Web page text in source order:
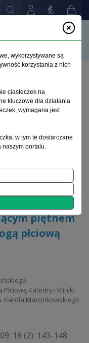
choroby
piętnem
płciową
Katedry i Kliniki
Karola Marcinkowskiego
18 (2): 143-148
wykorzystywane są
korzystania z nich
ciasteczek na
kluczowe dla działania
wymagana jest
w tym te dostarczane
naszym portalu.